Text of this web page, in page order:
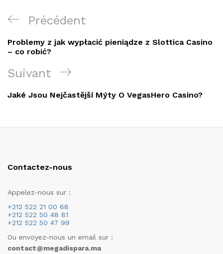
Navigation
de
l’article
Article
précédent
Précédent
Problemy z jak wypłacić pieniądze z Slottica Casino
– co robić?
Article
suivant
Suivant
Jaké Jsou Nejčastější Mýty O VegasHero Casino?
Contactez-nous
Appelez-nous sur :
+212 522 21 00 68
+212 522 50 48 81
+212 522 50 47 99
Ou envoyez-nous un email sur :
contact@megadispara.ma